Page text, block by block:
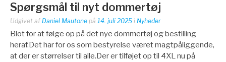
Spørgsmål til nyt dommertøj
Udgivet af Daniel Mautone på 14. juli 2025 i Nyheder
Blot for at følge op på det nye dommertøj og bestilling
heraf.Det har for os som bestyrelse været magtpåliggende,
at der er størrelser til alle.Der er tilføjet op til 4XL nu på